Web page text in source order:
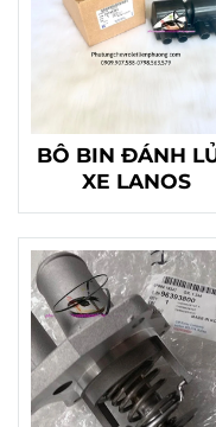
BÔ BIN ĐÁNH
XE LANOS